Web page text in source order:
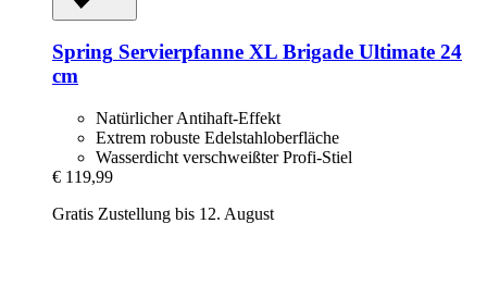
Spring Servierpfanne XL Brigade Ultimate 24
cm
Natürlicher Antihaft-Effekt
Extrem robuste Edelstahloberfläche
Wasserdicht verschweißter Profi-Stiel
€ 119,99
Gratis Zustellung bis 12. August